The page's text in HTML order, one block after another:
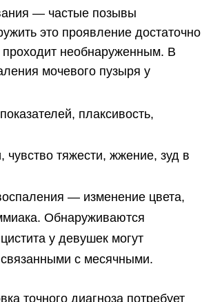
— частые позывы
это проявление достаточно
необнаруженным. В
мочевого пузыря у
плаксивость,
чувство тяжести, жжение, зуд в
— изменение цвета,
Обнаруживаются
у девушек могут
с месячными.
точного диагноза потребует